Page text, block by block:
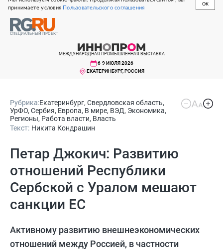
принимаете условия Пользовательского соглашения
OK
СПЕЦИАЛЬНЫЙ ПРОЕКТ
МЕЖДУНАРОДНАЯ ПРОМЫШЛЕННАЯ ВЫСТАВКА
6-9 ИЮЛЯ 2026
ЕКАТЕРИНБУРГ, РОССИЯ
Рубрика:Екатеринбург, Свердловская область,
УрФО, Сербия, Европа, В мире, ВЭД, Экономика,
Регионы, Работа власти, Власть
Текст: Никита Кондрашин
Петар Джокич: Развитию
отношений Республики
Сербской с Уралом мешают
санкции ЕС
Активному развитию внешнеэкономических
отношений между Россией, в частности